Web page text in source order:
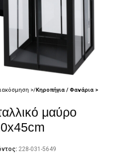
Κηροπήγια / Φανάρια
μαύρο
228-031-5649